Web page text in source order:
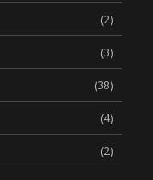
(2)
(3)
(38)
(4)
(2)